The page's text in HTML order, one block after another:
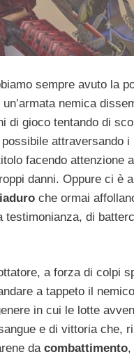
sempre avuto la
nemica
di gioco tentando di
attraversando i
facendo attenzione
danni. Oppure ci è
che ormai
testimonianza, di
a forza di colpi
a tappeto il
in cui le lotte
e di vittoria che,
da combattimento,